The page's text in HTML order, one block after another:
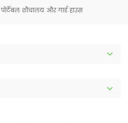
पोर्टेबल शौचालय और गार्ड हाउस